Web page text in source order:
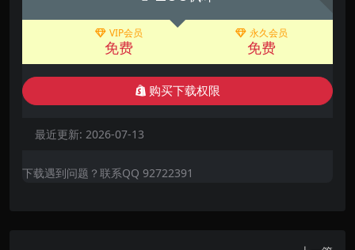
VIP会员
免费
永久会员
免费
购买下载权限
最近更新: 2026-07-13
下载遇到问题？联系QQ 92722391